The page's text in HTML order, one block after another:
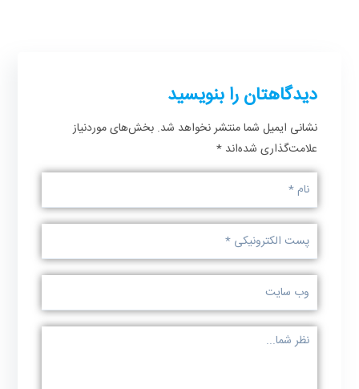
دیدگاهتان را بنویسید
نشانی ایمیل شما منتشر نخواهد شد. بخش‌های موردنیاز
علامت‌گذاری شده‌اند*